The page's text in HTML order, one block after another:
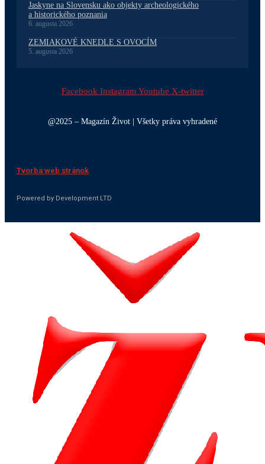
Jaskyne na Slovensku ako objekty archeologického
a historického poznania
6. augusta 2026
ZEMIAKOVÉ KNEDLE S OVOCÍM
5. augusta 2026
Facebook Instagram Youtube X-twitter
@2025 – Magazín Život | Všetky práva vyhradené
Tvorba web stránok
Powered by Development LTD